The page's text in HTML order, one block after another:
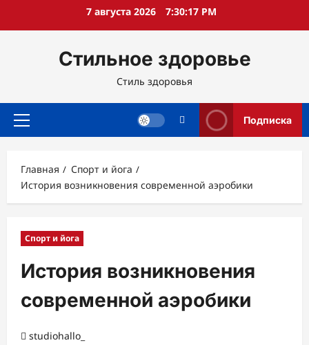
7 августа 2026 7:30:18 PM
Стильное здоровье
Стиль здоровья
Основное
Подписка
Главная
Спорт и йога
История возникновения современной аэробики
Спорт и йога
История возникновения
современной аэробики
studiohallo_